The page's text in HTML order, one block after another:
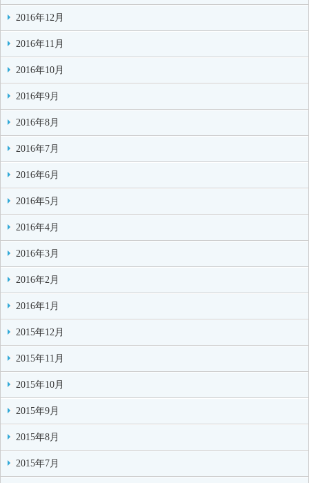
2016年12月
2016年11月
2016年10月
2016年9月
2016年8月
2016年7月
2016年6月
2016年5月
2016年4月
2016年3月
2016年2月
2016年1月
2015年12月
2015年11月
2015年10月
2015年9月
2015年8月
2015年7月